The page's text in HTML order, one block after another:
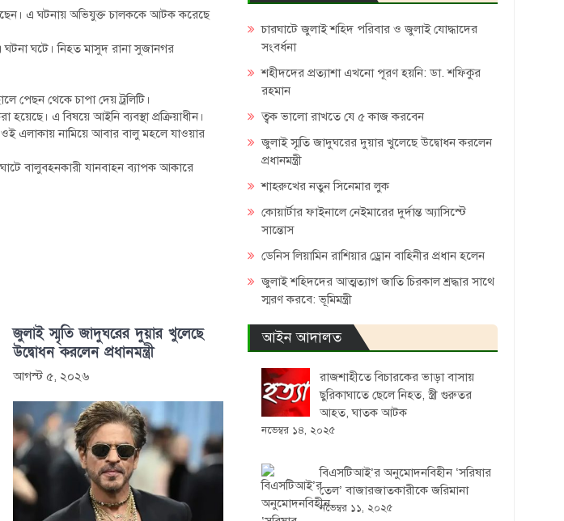
এ ঘটনায় অভিযুক্ত চালককে আটক করেছে
ঘটে। নিহত মাসুদ রানা সুজানগর
পেছন থেকে চাপা দেয় ট্রলিটি।
এ বিষয়ে আইনি ব্যবস্থা প্রক্রিয়াধীন।
এলাকায় নামিয়ে আবার বালু মহলে যাওয়ার
বালুবহনকারী যানবাহন ব্যাপক আকারে
জুলাই স্মৃতি জাদুঘরের দুয়ার খুলেছে
উদ্বোধন করলেন প্রধানমন্ত্রী
আগস্ট ৫, ২০২৬
চারঘাটে জুলাই শহিদ পরিবার ও জুলাই যোদ্ধাদের
সংবর্ধনা
শহীদদের প্রত্যাশা এখনো পূরণ হয়নি: ডা. শফিকুর
রহমান
ত্বক ভালো রাখতে যে ৫ কাজ করবেন
জুলাই স্মৃতি জাদুঘরের দুয়ার খুলেছে উদ্বোধন করলেন
প্রধানমন্ত্রী
শাহরুখের নতুন সিনেমার লুক
কোয়ার্টার ফাইনালে নেইমারের দুর্দান্ত অ্যাসিস্টে
সান্তোস
ডেনিস লিয়ামিন রাশিয়ার ড্রোন বাহিনীর প্রধান হলেন
জুলাই শহিদদের আত্মত্যাগ জাতি চিরকাল শ্রদ্ধার সাথে
স্মরণ করবে: ভূমিমন্ত্রী
আইন আদালত
রাজশাহীতে বিচারকের ভাড়া বাসায়
ছুরিকাঘাতে ছেলে নিহত, স্ত্রী গুরুতর
আহত, ঘাতক আটক
নভেম্বর ১৪, ২০২৫
বিএসটিআই’র অনুমোদনবিহীন ‘সরিষার
তেল’ বাজারজাতকারীকে জরিমানা
নভেম্বর ১১, ২০২৫